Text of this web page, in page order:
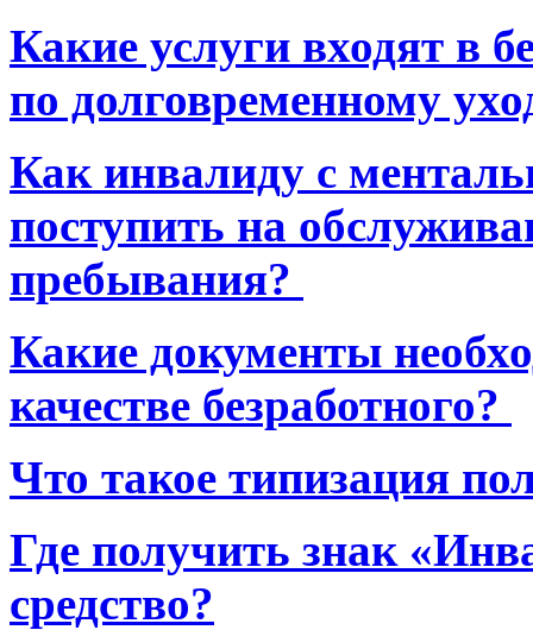
Какие услуги входят в
по долговременному
Как инвалиду с
поступить на
пребывания?
Какие документы
качестве безработного?
Что такое типизация
Где получить знак
средство?